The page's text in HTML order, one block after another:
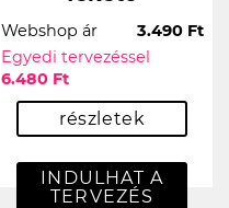
Webshop ár
3.490 Ft
Egyedi tervezéssel
6.480 Ft
részletek
INDULHAT A
TERVEZÉS